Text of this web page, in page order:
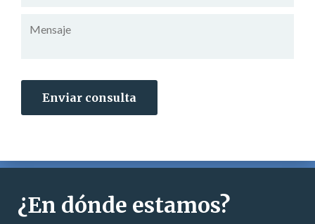
Enviar consulta
¿En dónde estamos?